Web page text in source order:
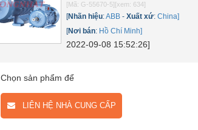
[Mã: G-55670-5] [xem: 634]
[Nhãn hiệu:ABB -Xuất xứ:China]
[Nơi bán: Hồ Chí Minh]
2022-09-08 15:52:26]
Chọn sản phẩm để
LIÊN HỆ NHÀ CUNG CẤP